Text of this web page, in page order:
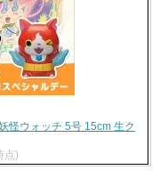
怪ウォッチ 5号 15cm 生ク
点)